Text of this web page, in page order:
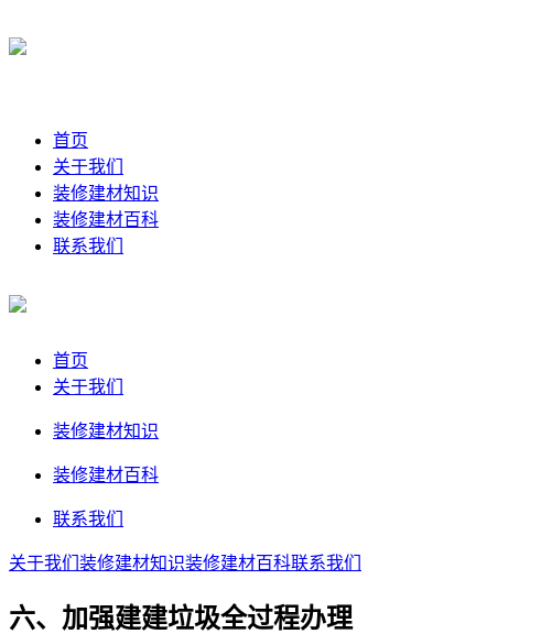
首页
关于我们
装修建材知识
装修建材百科
联系我们
首页
关于我们
装修建材知识
装修建材百科
联系我们
关于我们 装修建材知识装修建材百科联系我们
六、加强建建垃圾全过程办理